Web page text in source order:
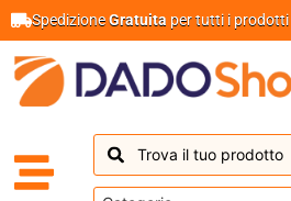
SpedizioneGratuita per tutti i prodotti